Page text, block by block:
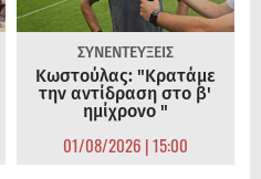
ΣΥΝΕΝΤΕΥΞΕΙΣ
Κωστούλας: "Κρατάμε
την αντίδραση στο β'
ημίχρονο "
01/08/2026 | 15:00